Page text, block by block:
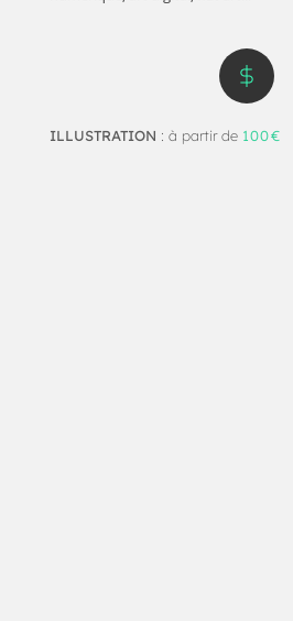
ILLUSTRATION : à partir de 100€